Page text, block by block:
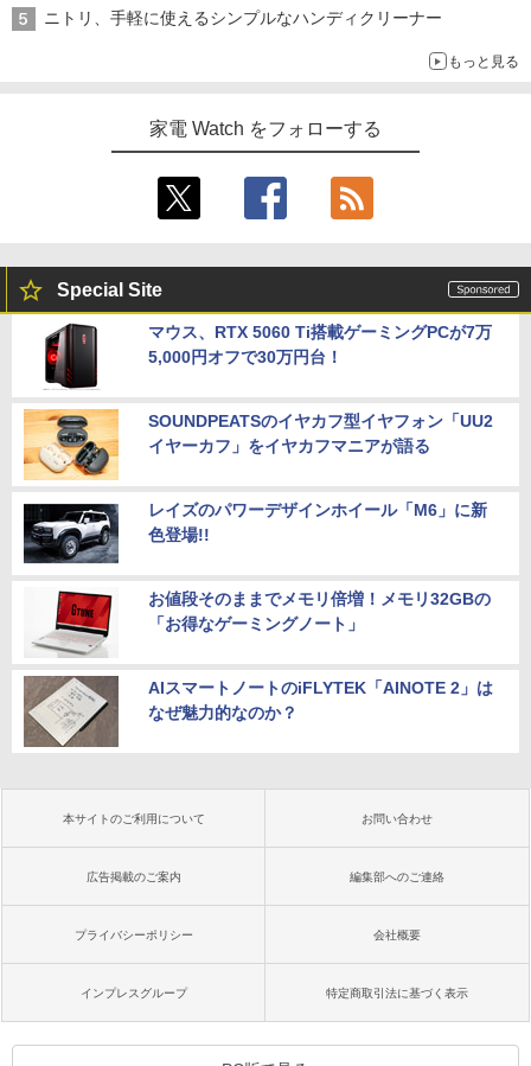
ニトリ、手軽に使えるシンプルなハンディクリーナー
もっと見る
家電 Watch をフォローする
Special Site
マウス、RTX 5060 Ti搭載ゲーミングPCが7万
5,000円オフで30万円台！
SOUNDPEATSのイヤカフ型イヤフォン「UU2
イヤーカフ」をイヤカフマニアが語る
レイズのパワーデザインホイール「M6」に新
色登場!!
お値段そのままでメモリ倍増！メモリ32GBの
「お得なゲーミングノート」
AIスマートノートのiFLYTEK「AINOTE 2」は
なぜ魅力的なのか？
本サイトのご利用について お問い合わせ
広告掲載のご案内 編集部へのご連絡
プライバシーポリシー 会社概要
インプレスグループ 特定商取引法に基づく表示